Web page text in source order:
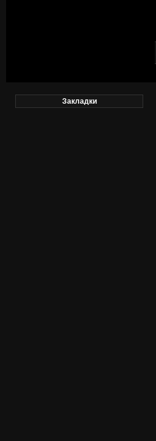
Закладки